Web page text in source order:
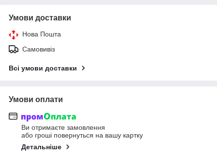
Умови доставки
Нова Пошта
Самовивіз
Всі умови доставки
Умови оплати
Ви отримаєте замовлення
або гроші повернуться на вашу картку
Детальніше